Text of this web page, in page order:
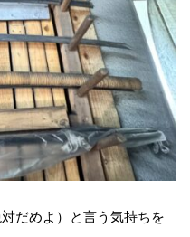
だめよ）と言う気持ちを